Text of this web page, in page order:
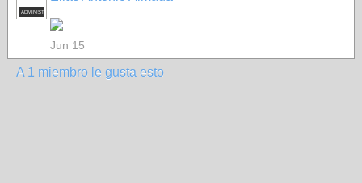
ADMINISTRADOR
Jun 15
A 1 miembro le gusta esto